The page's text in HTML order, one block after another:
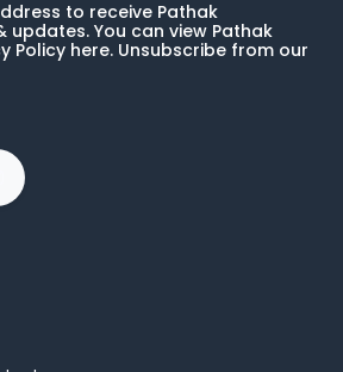
to receive Pathak
updates. You can view Pathak
Policy here. Unsubscribe from our